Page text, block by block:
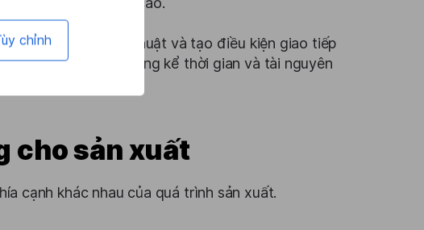
chỉnh
để dịch tài liệu kỹ thuật và tạo điều kiện giao tiếp
phép họ tiết kiệm đáng kể thời gian và tài nguyên
cho sản xuất
cạnh khác nhau của quá trình sản xuất.